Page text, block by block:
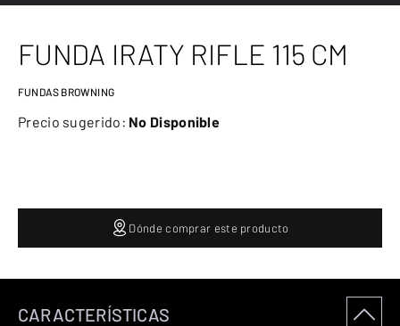
FUNDA IRATY RIFLE 115 CM
FUNDAS BROWNING
Precio sugerido: No Disponible
Dónde comprar este producto
CARACTERÍSTICAS